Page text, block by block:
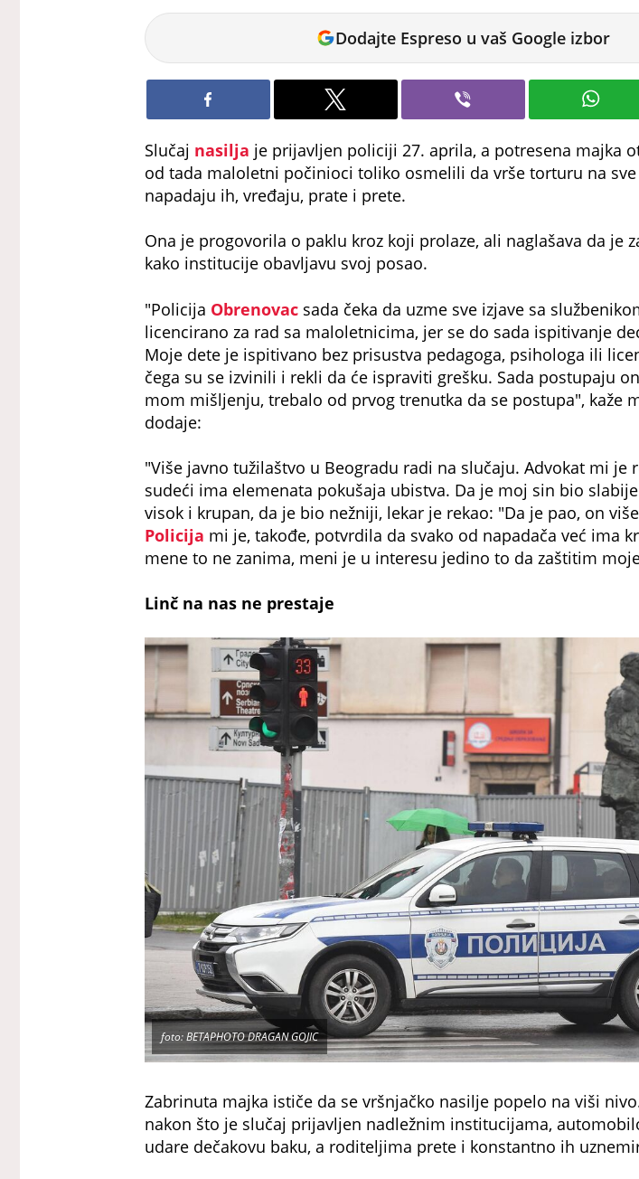
Dijana
Spasov
Dodajte Espreso u vaš Google izbor
Slučaj nasilja je prijavljen policiji 27. aprila, a potresena majka
od tada maloletni počinioci toliko osmelili da vrše torturu na
napadaju ih, vređaju, prate i prete.
Ona je progovorila o paklu kroz koji prolaze, ali naglašava da je
kako institucije obavljavu svoj posao.
"Policija Obrenovac sada čeka da uzme sve izjave sa
licencirano za rad sa maloletnicima, jer se do sada ispitivanje
Moje dete je ispitivano bez prisustva pedagoga, psihologa ili
čega su se izvinili i rekli da će ispraviti grešku. Sada postupaju
mom mišljenju, trebalo od prvog trenutka da se postupa", kaže
dodaje:
"Više javno tužilaštvo u Beogradu radi na slučaju. Advokat mi je
sudeći ima elemenata pokušaja ubistva. Da je moj sin bio
visok i krupan, da je bio nežniji, lekar je rekao: "Da je pao, on
Policija mi je, takođe, potvrdila da svako od napadača već ima
mene to ne zanima, meni je u interesu jedino to da zaštitim
Linč na nas ne prestaje
foto: BETAPHOTO DRAGAN GOJIC
Zabrinuta majka ističe da se vršnjačko nasilje popelo na viši
nakon što je slučaj prijavljen nadležnim institucijama,
udare dečakovu baku, a roditeljima prete i konstantno ih